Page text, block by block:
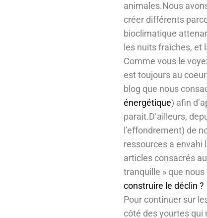
animales.Nous
créer différents
bioclimatique
les nuits fraîches, et
Comme vous le
est toujours au
blog que nous
énergétique) afin
parait.D’ailleurs,
l’effondrement) de
ressources a envahi
articles consacrés
tranquille » que
construire le déclin ?
Pour continuer sur
côté des yourtes qui